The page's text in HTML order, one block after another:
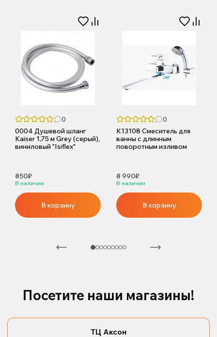
0
0004 Душевой шланг
Kaiser 1,75 м Grey (серый),
виниловый "Isiflex"
850₽
В наличии
В корзину
0
K13108 Смеситель для
ванны с длинным
поворотным изливом
8 990₽
В наличии
В корзину
Посетите наши магазины!
ТЦ Аксон